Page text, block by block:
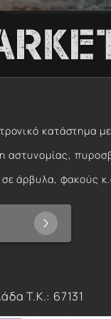
κατάστημα με
αστυνομίας,
άρβυλα, φακούς
T.K.: 67131